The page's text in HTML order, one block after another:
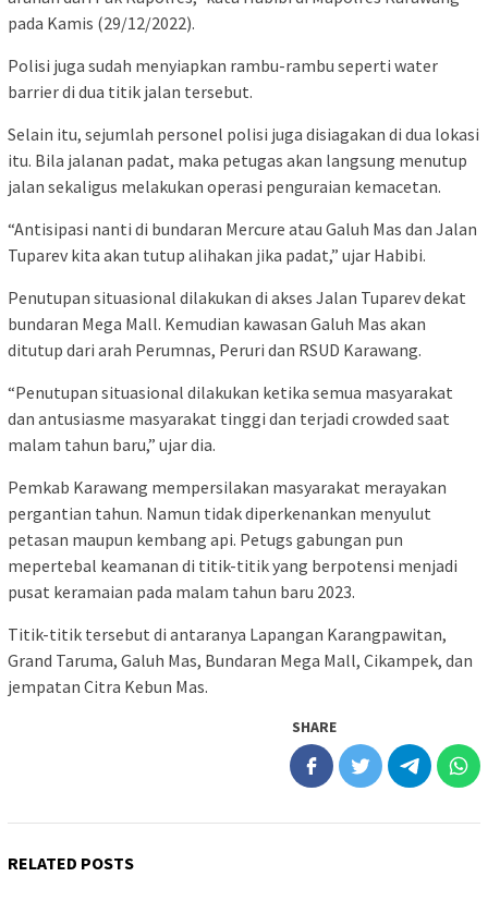
pada Kamis (29/12/2022).
Polisi juga sudah menyiapkan rambu-rambu seperti water
barrier di dua titik jalan tersebut.
Selain itu, sejumlah personel polisi juga disiagakan di dua lokasi
itu. Bila jalanan padat, maka petugas akan langsung menutup
jalan sekaligus melakukan operasi penguraian kemacetan.
“Antisipasi nanti di bundaran Mercure atau Galuh Mas dan Jalan
Tuparev kita akan tutup alihakan jika padat,” ujar Habibi.
Penutupan situasional dilakukan di akses Jalan Tuparev dekat
bundaran Mega Mall. Kemudian kawasan Galuh Mas akan
ditutup dari arah Perumnas, Peruri dan RSUD Karawang.
“Penutupan situasional dilakukan ketika semua masyarakat
dan antusiasme masyarakat tinggi dan terjadi crowded saat
malam tahun baru,” ujar dia.
Pemkab Karawang mempersilakan masyarakat merayakan
pergantian tahun. Namun tidak diperkenankan menyulut
petasan maupun kembang api. Petugs gabungan pun
mepertebal keamanan di titik-titik yang berpotensi menjadi
pusat keramaian pada malam tahun baru 2023.
Titik-titik tersebut di antaranya Lapangan Karangpawitan,
Grand Taruma, Galuh Mas, Bundaran Mega Mall, Cikampek, dan
jempatan Citra Kebun Mas.
SHARE
RELATED POSTS